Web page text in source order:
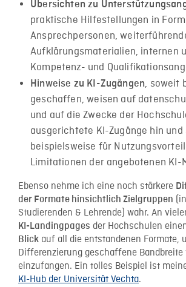
Übersichten zu
praktische Hilfestellungen in
Ansprechpersonen,
Aufklärungsmaterialien, internen
Kompetenz- und
Hinweise zu KI-Zugängen, soweit
geschaffen, weisen auf
und auf die Zwecke der
ausgerichtete KI-Zugänge hin
beispielsweise für
Limitationen der angebotenen KI-
Ebenso nehme ich eine noch stärkere
der Formate hinsichtlich Zielgruppen
Studierenden & Lehrende) wahr. An
KI-Landingpages der Hochschulen
Blick auf all die entstandenen Formate,
Differenzierung geschaffene Bandbreite
einzufangen. Ein tolles Beispiel ist
KI-Hub der Universität Vechta.